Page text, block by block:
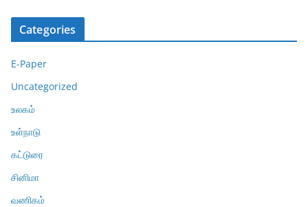
Categories
E-Paper
Uncategorized
உலகம்
உள்நாடு
கட்டுரை
சினிமா
வணிகம்